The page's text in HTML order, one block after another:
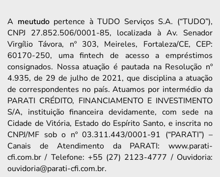
A meutudopertence à TUDO Serviços S.A. (“TUDO”),
CNPJ 27.852.506/0001-85, localizada à Av. Senador
Virgílio Távora, nº 303, Meireles, Fortaleza/CE, CEP:
60170-250, uma fintech de acesso a empréstimos
consignados. Nossa atuação é pautada na Resolução nº
4.935, de 29 de julho de 2021, que disciplina a atuação
de correspondentes no país. Atuamos por intermédio da
PARATI CRÉDITO, FINANCIAMENTO E INVESTIMENTO
S/A, instituição financeira devidamente, com sede na
Cidade de Vitória, Estado do Espírito Santo, e inscrita no
CNPJ/MF sob o nº 03.311.443/0001-91 (“PARATI”) –
Canais de Atendimento da PARATI: www.parati-
cfi.com.br / Telefone: +55 (27) 2123-4777 / Ouvidoria:
ouvidoria@parati-cfi.com.br.